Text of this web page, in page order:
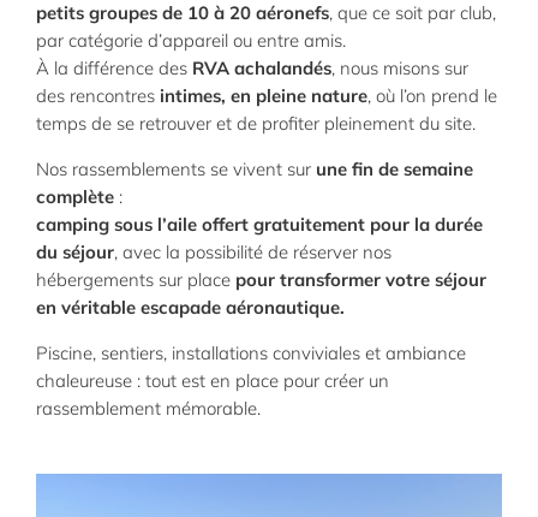
petits groupes de 10 à 20 aéronefs, que ce soit par club,
par catégorie d’appareil ou entre amis.
À la différence des RVA achalandés, nous misons sur
des rencontres intimes, en pleine nature, où l’on prend le
temps de se retrouver et de profiter pleinement du site.
Nos rassemblements se vivent sur une fin de semaine
complète :
camping sous l’aile offert gratuitement pour la durée
du séjour, avec la possibilité de réserver nos
hébergements sur place pour transformer votre séjour
en véritable escapade aéronautique.
Piscine, sentiers, installations conviviales et ambiance
chaleureuse : tout est en place pour créer un
rassemblement mémorable.